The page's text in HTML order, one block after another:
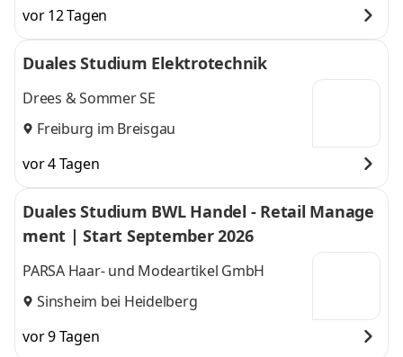
vor 12 Tagen
Duales Studium Elektrotechnik
Drees & Sommer SE
Freiburg im Breisgau
vor 4 Tagen
Duales Studium BWL Handel - Retail Manage
ment | Start September 2026
PARSA Haar- und Modeartikel GmbH
Sinsheim bei Heidelberg
vor 9 Tagen